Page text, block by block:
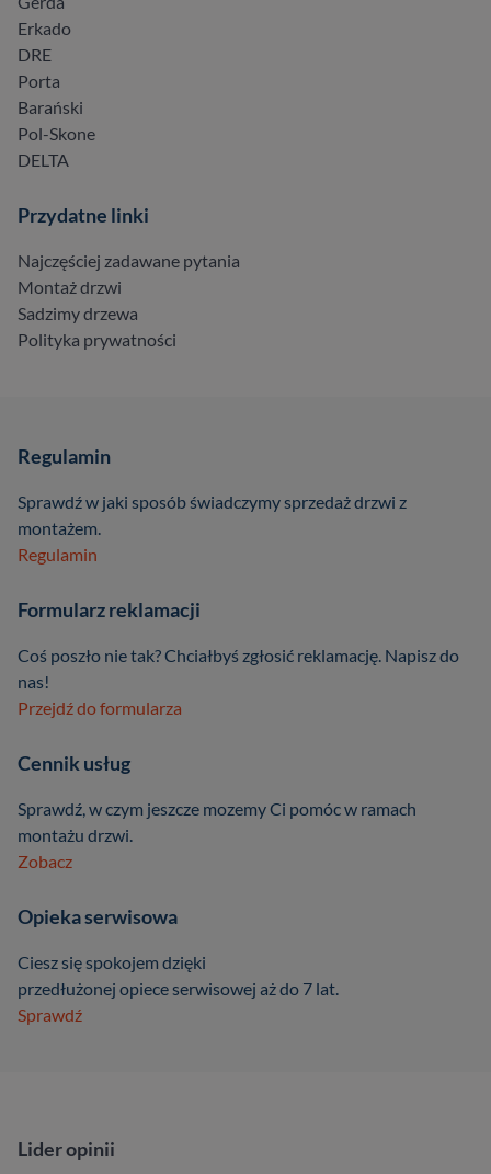
Erkado
DRE
Porta
Barański
Pol-Skone
DELTA
Przydatne linki
Najczęściej zadawane pytania
Montaż drzwi
Sadzimy drzewa
Polityka prywatności
Regulamin
Sprawdź w jaki sposób świadczymy sprzedaż drzwi z
montażem.
Regulamin
Formularz reklamacji
Coś poszło nie tak? Chciałbyś zgłosić reklamację. Napisz do
nas!
Przejdź do formularza
Cennik usług
Sprawdź, w czym jeszcze mozemy Ci pomóc w ramach
montażu drzwi.
Zobacz
Opieka serwisowa
Ciesz się spokojem dzięki
przedłużonej opiece serwisowej aż do 7 lat.
Sprawdź
Lider opinii